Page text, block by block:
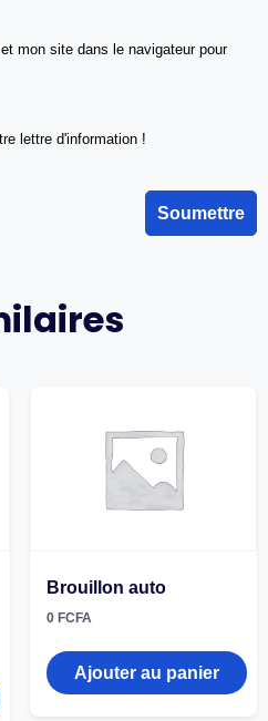
mon site dans le navigateur pour
lettre d'information !
Brouillon auto
0 FCFA
Ajouter au panier